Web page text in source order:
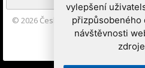
vylepšení
přizpůsobeného
návštěvnosti
© 2026 Česká astronomická
Brno spolupracuje se